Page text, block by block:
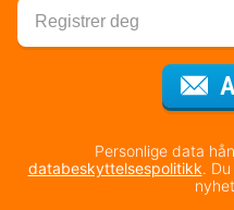
Personlige data
databeskyttelsespolitikk.